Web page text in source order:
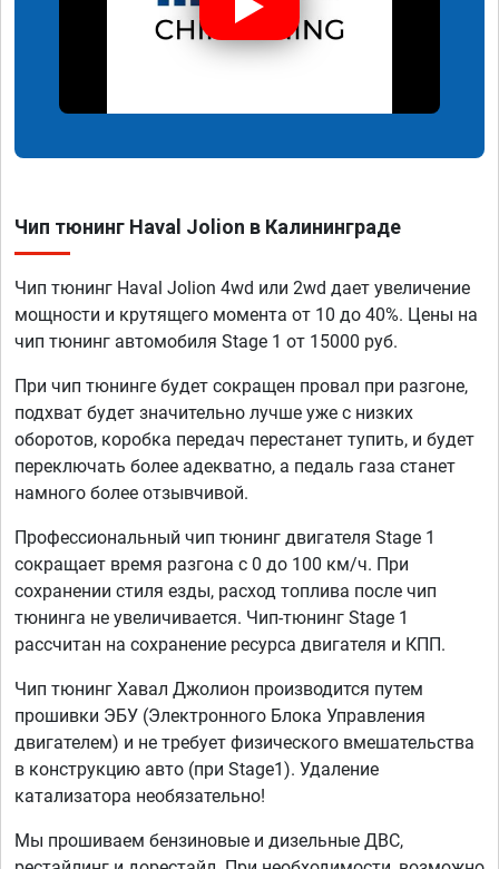
Чип тюнинг Haval Jolion в Калининграде
Чип тюнинг Haval Jolion 4wd или 2wd дает увеличение
мощности и крутящего момента от 10 до 40%. Цены на
чип тюнинг автомобиля Stage 1 от 15000 руб.
При чип тюнинге будет сокращен провал при разгоне,
подхват будет значительно лучше уже с низких
оборотов, коробка передач перестанет тупить, и будет
переключать более адекватно, а педаль газа станет
намного более отзывчивой.
Профессиональный чип тюнинг двигателя Stage 1
сокращает время разгона с 0 до 100 км/ч. При
сохранении стиля езды, расход топлива после чип
тюнинга не увеличивается. Чип-тюнинг Stage 1
рассчитан на сохранение ресурса двигателя и КПП.
Чип тюнинг Хавал Джолион производится путем
прошивки ЭБУ (Электронного Блока Управления
двигателем) и не требует физического вмешательства
в конструкцию авто (при Stage1). Удаление
катализатора необязательно!
Мы прошиваем бензиновые и дизельные ДВС,